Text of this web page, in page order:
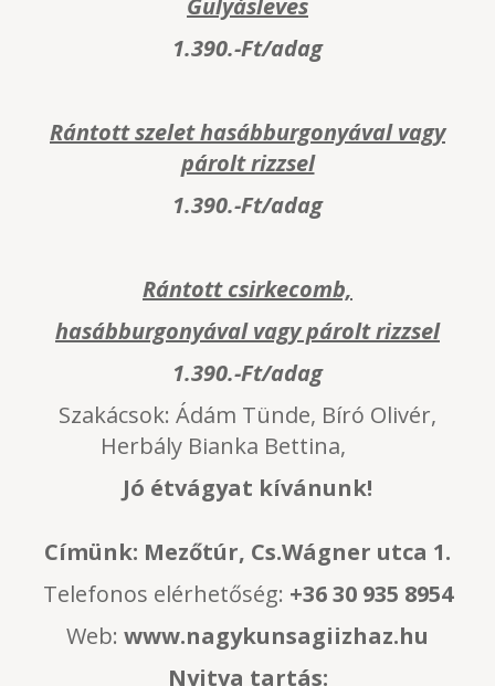
Gulyásleves
1.390.-Ft/adag
Rántott szelet hasábburgonyával vagy
párolt rizzsel
1.390.-Ft/adag
Rántott csirkecomb,
hasábburgonyával vagy párolt rizzsel
1.390.-Ft/adag
Szakácsok: Ádám Tünde, Bíró Olivér,
Herbály Bianka Bettina,
Jó étvágyat kívánunk!
Címünk: Mezőtúr, Cs.Wágner utca 1.
Telefonos elérhetőség: +36 30 935 8954
Web: www.nagykunsagiizhaz.hu
Nyitva tartás: